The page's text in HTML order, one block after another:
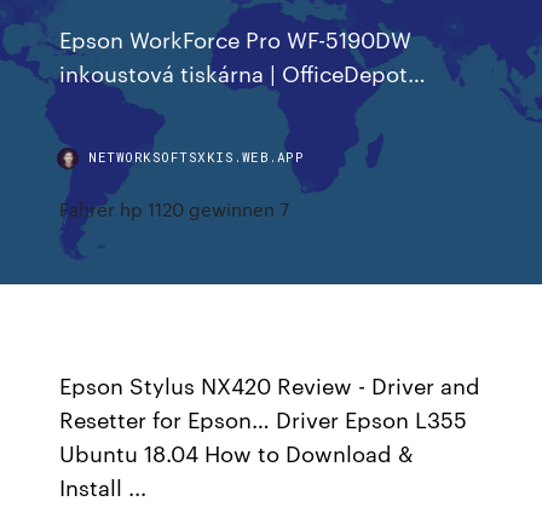
Epson WorkForce Pro WF-5190DW
inkoustová tiskárna | OfficeDepot…
NETWORKSOFTSXKIS.WEB.APP
Fahrer hp 1120 gewinnen 7
Epson Stylus NX420 Review - Driver and
Resetter for Epson… Driver Epson L355
Ubuntu 18.04 How to Download &
Install ...